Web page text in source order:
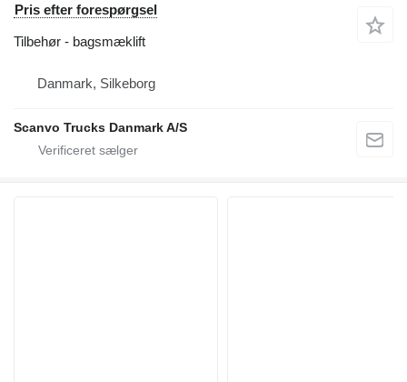
Pris efter forespørgsel
Tilbehør - bagsmæklift
Danmark, Silkeborg
Scanvo Trucks Danmark A/S